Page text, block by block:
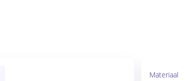
Materiaal